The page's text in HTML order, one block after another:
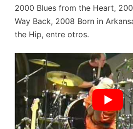
2000 Blues from the Heart,
Way Back, 2008 Born in
the Hip, entre otros.